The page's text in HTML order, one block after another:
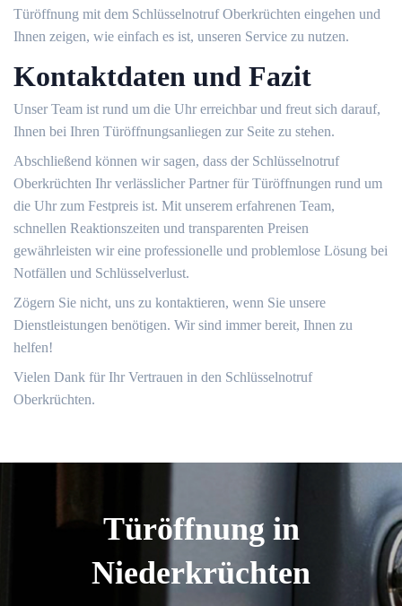
Türöffnung mit dem Schlüsselnotruf Oberkrüchten eingehen und
Ihnen zeigen, wie einfach es ist, unseren Service zu nutzen.​
Kontaktdaten und Fazit
Unser Team ist rund um die Uhr erreichbar und freut sich darauf,
Ihnen bei Ihren Türöffnungsanliegen zur Seite zu stehen.​
Abschließend können wir sagen, dass der Schlüsselnotruf
Oberkrüchten Ihr verlässlicher Partner für Türöffnungen rund um
die Uhr zum Festpreis ist.​ Mit unserem erfahrenen Team,
schnellen Reaktionszeiten und transparenten Preisen
gewährleisten wir eine professionelle und problemlose Lösung bei
Notfällen und Schlüsselverlust.​
Zögern Sie nicht, uns zu kontaktieren, wenn Sie unsere
Dienstleistungen benötigen.​ Wir sind immer bereit, Ihnen zu
helfen!​
Vielen Dank für Ihr Vertrauen in den Schlüsselnotruf
Oberkrüchten.​
Türöffnung in
Niederkrüchten